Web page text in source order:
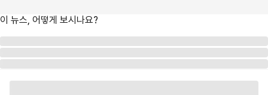
이 뉴스, 어떻게 보시나요?